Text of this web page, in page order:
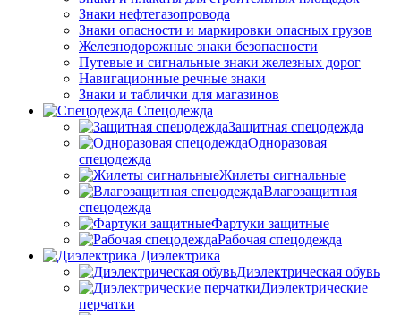
Знаки нефтегазопровода
Знаки опасности и маркировки опасных грузов
Железнодорожные знаки безопасности
Путевые и сигнальные знаки железных дорог
Навигационные речные знаки
Знаки и таблички для магазинов
Спецодежда
Защитная спецодежда
Одноразовая
спецодежда
Жилеты сигнальные
Влагозащитная
спецодежда
Фартуки защитные
Рабочая спецодежда
Диэлектрика
Диэлектрическая обувь
Диэлектрические
перчатки